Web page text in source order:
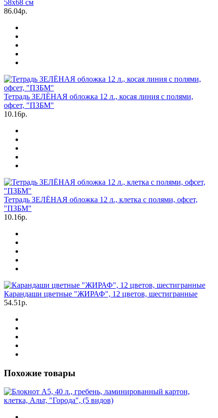
58х68 см
86.04р.
Тетрадь ЗЕЛЁНАЯ обложка 12 л., косая линия с полями,
офсет, "ПЗБМ"
10.16р.
Тетрадь ЗЕЛЁНАЯ обложка 12 л., клетка с полями, офсет,
"ПЗБМ"
10.16р.
Карандаши цветные "ЖИРАФ", 12 цветов, шестигранные
54.51р.
Похожие товары